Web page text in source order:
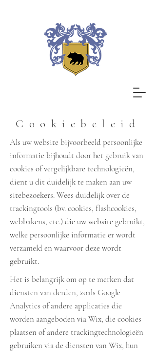
Cookiebeleid
Als uw website bijvoorbeeld persoonlijke
informatie bijhoudt door het gebruik van
cookies of vergelijkbare technologieën,
dient u dit duidelijk te maken aan uw
sitebezoekers. Wees duidelijk over de
trackingtools (bv. cookies, flashcookies,
webbakens, etc.) die uw website gebruikt,
welke persoonlijke informatie er wordt
verzameld en waarvoor deze wordt
gebruikt.
Het is belangrijk om op te merken dat
diensten van derden, zoals Google
Analytics of andere applicaties die
worden aangeboden via Wix, die cookies
plaatsen of andere trackingtechnologieën
gebruiken via de diensten van Wix, hun